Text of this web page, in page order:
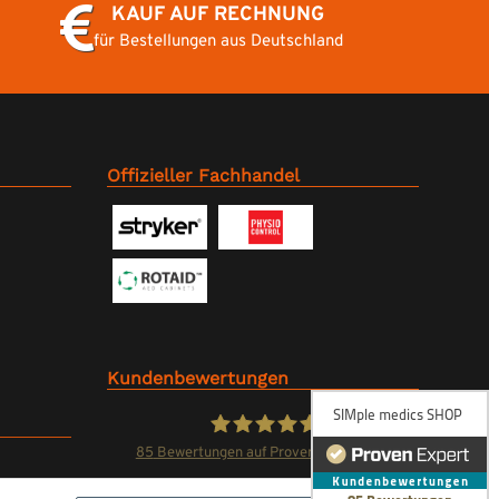
KAUF AUF RECHNUNG
für Bestellungen aus Deutschland
Offizieller Fachhandel
Kundenbewertungen
SIMple medics SHOP
85 Bewertungen auf ProvenExpert.com